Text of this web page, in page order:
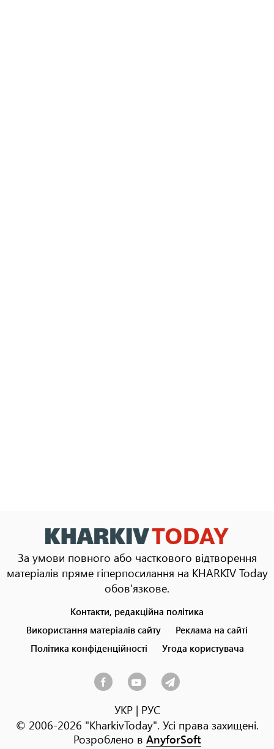
За умови повного або часткового відтворення
матеріалів пряме гіперпосилання на KHARKIV Today
обов'язкове.
menu
Контакти, редакційна політика
Використання матеріалів сайту
Реклама на сайті
Політика конфіденційності
Угода користувача
УКР| РУС
© 2006-2026 "KharkivToday". Усі права захищені.
Розроблено в AnyforSoft